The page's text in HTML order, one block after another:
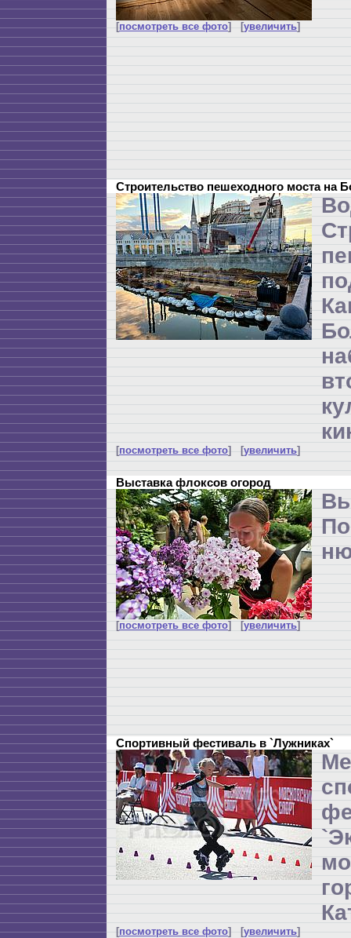
[посмотреть все фото] [увеличить]
Строительство пешеходного моста на
[посмотреть все фото] [увеличить]
Выставка флоксов огород
[посмотреть все фото] [увеличить]
Спортивный фестиваль в `Лужниках`
[посмотреть все фото] [увеличить]